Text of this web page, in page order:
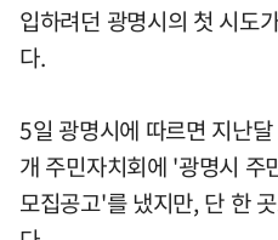
입하려던 광명시의 첫 시도
다.
5일 광명시에 따르면 지난
개 주민자치회에 '광명시 주
모집공고'를 냈지만, 단 한